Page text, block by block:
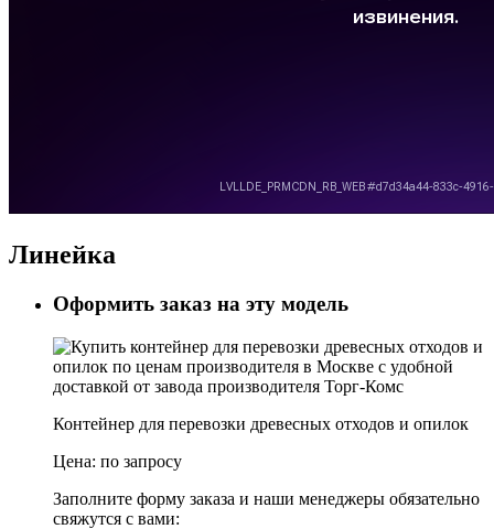
Линейка
Оформить заказ на эту модель
Контейнер для перевозки древесных отходов и опилок
Цена: по запросу
Заполните форму заказа и наши менеджеры обязательно
свяжутся с вами: